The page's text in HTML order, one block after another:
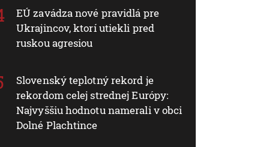
EÚ zavádza nové pravidlá pre
Ukrajincov, ktorí utiekli pred
ruskou agresiou
Slovenský teplotný rekord je
rekordom celej strednej Európy:
Najvyššiu hodnotu namerali v obci
Dolné Plachtince